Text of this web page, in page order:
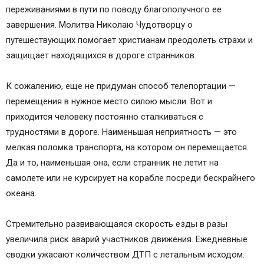
переживаниями в пути по поводу благополучного ее
завершения. Молитва Николаю Чудотворцу о
путешествующих помогает христианам преодолеть страхи и
защищает находящихся в дороге странников.
К сожалению, еще не придуман способ телепортации —
перемещения в нужное место силою мысли. Вот и
приходится человеку постоянно сталкиваться с
трудностями в дороге. Наименьшая неприятность — это
мелкая поломка транспорта, на котором он перемещается.
Да и то, наименьшая она, если странник не летит на
самолете или не курсирует на корабле посреди бескрайнего
океана.
Стремительно развивающаяся скорость езды в разы
увеличила риск аварий участников движения. Ежедневные
сводки ужасают количеством ДТП с летальным исходом.